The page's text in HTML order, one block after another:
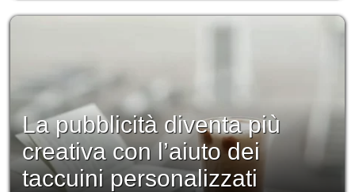
La pubblicità diventa più
creativa con l’aiuto dei
taccuini personalizzati